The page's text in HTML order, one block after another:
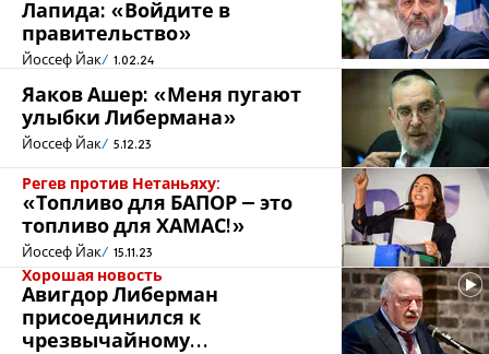
Лапида: «Войдите в
правительство»
Йоссеф Йак 1.02.24
Яаков Ашер: «Меня пугают
улыбки Либермана»
Йоссеф Йак 5.12.23
Регев против Нетаньяху:
«Топливо для БАПОР – это
топливо для ХАМАС!»
Йоссеф Йак 15.11.23
Хорошая новость
Авигдор Либерман
присоединился к
чрезвычайному